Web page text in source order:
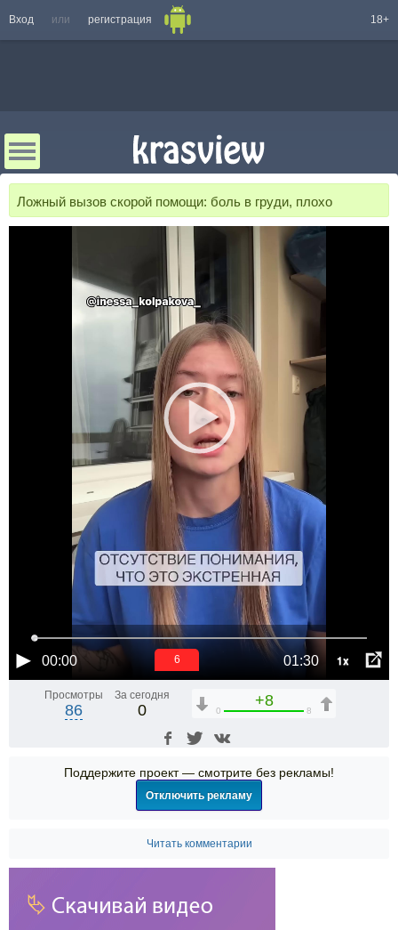
Вход или регистрация 18+
Ложный вызов скорой помощи: боль в груди, плохо
00:00 01:30 1x
6
Просмотры
86
За сегодня
0
+8
0 8
Поддержите проект — смотрите без рекламы!
Отключить рекламу
Читать комментарии